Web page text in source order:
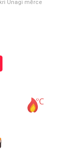
Unagi mērce